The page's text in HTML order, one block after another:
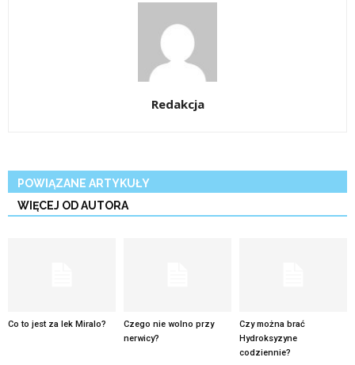
Redakcja
POWIĄZANE ARTYKUŁY
WIĘCEJ OD AUTORA
Co to jest za lek Miralo?
Czego nie wolno przy
nerwicy?
Czy można brać
Hydroksyzyne
codziennie?